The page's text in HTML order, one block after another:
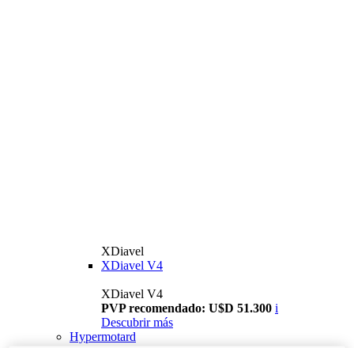
XDiavel
XDiavel V4
XDiavel V4
PVP recomendado: U$D 51.300 i
Descubrir más
Hypermotard